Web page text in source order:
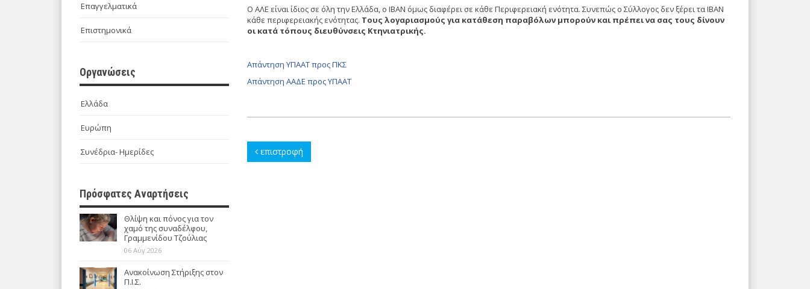
Επαγγελματικά
Επιστημονικά
Οργανώσεις
Ελλάδα
Ευρώπη
Συνέδρια- Ημερίδες
Πρόσφατες Αναρτήσεις
Θλίψη και πόνος για τον
χαμό της συναδέλφου,
Γραμμενίδου Τζούλιας
06 Αύγ 2026
Ανακοίνωση Στήριξης στον
Π.Ι.Σ.
Ο ΑΛΕ είναι ίδιος σε όλη την Ελλάδα, ο ΙΒΑΝ όμως διαφέρει σε κάθε Περιφερειακή ενότητα. Συνεπώς ο Σύλλογος δεν ξέρει τα ΙΒΑΝ
κάθε περιφερειακής ενότητας. Τους λογαριασμούς για κατάθεση παραβόλων μπορούν και πρέπει να σας τους δίνουν
οι κατά τόπους διευθύνσεις Κτηνιατρικής.
Απάντηση ΥΠΑΑΤ προς ΠΚΣ
Απάντηση ΑΑΔΕ προς ΥΠΑΑΤ
επιστροφή